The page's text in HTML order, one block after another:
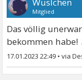
Wuslchen
Mitglied
Das völlig
bekommen habe!
17.01.2023 22:49 •